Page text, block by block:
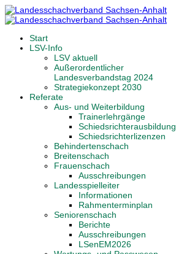
Start
LSV-Info
LSV aktuell
Außerordentlicher
Landesverbandstag 2024
Strategiekonzept 2030
Referate
Aus- und Weiterbildung
Trainerlehrgänge
Schiedsrichterausbildung
Schiedsrichterlizenzen
Behindertenschach
Breitenschach
Frauenschach
Ausschreibungen
Landesspielleiter
Informationen
Rahmenterminplan
Seniorenschach
Berichte
Ausschreibungen
LSenEM2026